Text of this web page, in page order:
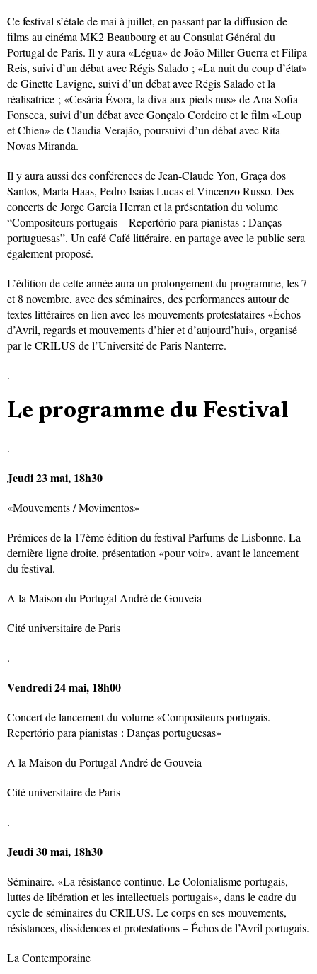
Ce festival s’étale de mai à juillet, en passant par la diffusion de
films au cinéma MK2 Beaubourg et au Consulat Général du
Portugal de Paris. Il y aura «Légua» de João Miller Guerra et Filipa
Reis, suivi d’un débat avec Régis Salado ; «La nuit du coup d’état»
de Ginette Lavigne, suivi d’un débat avec Régis Salado et la
réalisatrice ; «Cesária Évora, la diva aux pieds nus» de Ana Sofia
Fonseca, suivi d’un débat avec Gonçalo Cordeiro et le film «Loup
et Chien» de Claudia Verajão, poursuivi d’un débat avec Rita
Novas Miranda.
Il y aura aussi des conférences de Jean-Claude Yon, Graça dos
Santos, Marta Haas, Pedro Isaias Lucas et Vincenzo Russo. Des
concerts de Jorge Garcia Herran et la présentation du volume
“Compositeurs portugais – Repertório para pianistas : Danças
portuguesas”. Un café Café littéraire, en partage avec le public sera
également proposé.
L’édition de cette année aura un prolongement du programme, les 7
et 8 novembre, avec des séminaires, des performances autour de
textes littéraires en lien avec les mouvements protestataires «Échos
d’Avril, regards et mouvements d’hier et d’aujourd’hui», organisé
par le CRILUS de l’Université de Paris Nanterre.
.
Le programme du Festival
.
Jeudi 23 mai, 18h30
«Mouvements / Movimentos»
Prémices de la 17ème édition du festival Parfums de Lisbonne. La
dernière ligne droite, présentation «pour voir», avant le lancement
du festival.
A la Maison du Portugal André de Gouveia
Cité universitaire de Paris
.
Vendredi 24 mai, 18h00
Concert de lancement du volume «Compositeurs portugais.
Repertório para pianistas : Danças portuguesas»
A la Maison du Portugal André de Gouveia
Cité universitaire de Paris
.
Jeudi 30 mai, 18h30
Séminaire. «La résistance continue. Le Colonialisme portugais,
luttes de libération et les intellectuels portugais», dans le cadre du
cycle de séminaires du CRILUS. Le corps en ses mouvements,
résistances, dissidences et protestations – Échos de l’Avril portugais.
La Contemporaine